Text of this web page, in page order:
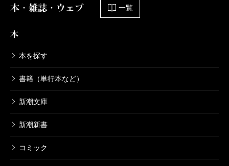
本・雑誌・ウェブ 一覧
本
本を探す
書籍（単行本など）
新潮文庫
新潮新書
コミック